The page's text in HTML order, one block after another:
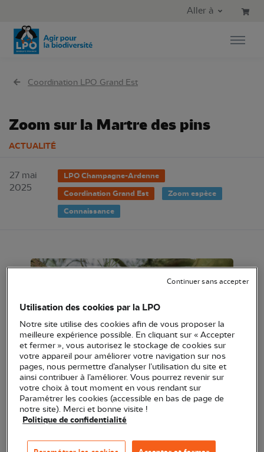
Aller au menu principal
Aller à
Coordination LPO Grand Est
Zoom sur la Martre des pins
ACTUALITÉ
27 mai
2025
LPO Champagne-Ardenne
Coordination Grand Est
Zoom espèce
Connaissance
© Fabrice Cahez
Utilisation des cookies par la LPO
Notre site utilise des cookies afin de vous proposer la
meilleure expérience possible. En cliquant sur « Accepter
et fermer », vous autorisez le stockage de cookies sur
votre appareil pour améliorer votre navigation sur nos
pages, nous permettre d’analyser l’utilisation du site et
ainsi contribuer à l’améliorer. Vous pourrez revenir sur
votre choix à tout moment en vous rendant sur
Paramétrer les cookies (accessible en bas de page de
notre site). Merci et bonne visite !
Politique de confidentialité
Continuer sans accepter